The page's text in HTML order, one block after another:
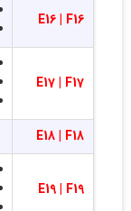
E16 | F16
E17 | F17
E18 | F18
E19 | F19